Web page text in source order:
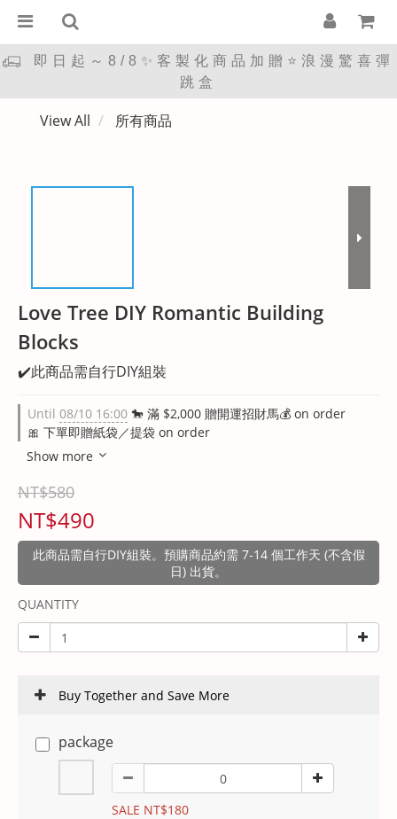
即日起～8/8✨客製化商品加贈⭐浪漫驚喜彈
跳盒
View All 所有商品
Love Tree DIY Romantic Building
Blocks
✔️此商品需自行DIY組裝
Until 08/10 16:00 🐎 滿 $2,000 贈開運招財馬💰 on order
🎀 下單即贈紙袋／提袋 on order
Show more
NT$580
NT$490
此商品需自行DIY組裝。預購商品約需 7-14 個工作天 (不含假
日) 出貨。
QUANTITY
Buy Together and Save More
package
SALE NT$180